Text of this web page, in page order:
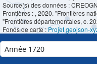
Source(s) des données :
Frontières : , 2020. "Frontières
"Frontières départementales, c.
Fonds de carte :Projet geojson-